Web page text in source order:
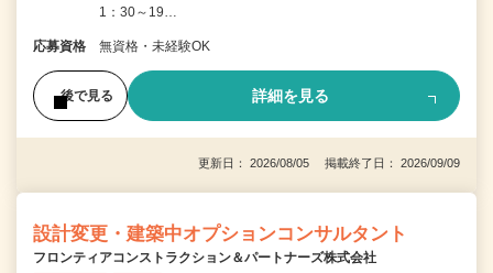
1：30～19…
応募資格 無資格・未経験OK
後で見る 詳細を見る
更新日： 2026/08/05 掲載終了日： 2026/09/09
設計変更・建築中オプションコンサルタント
フロンティアコンストラクション＆パートナーズ株式会社